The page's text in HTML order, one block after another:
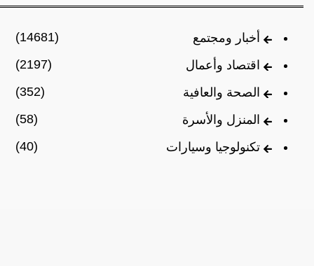
أخبار ومجتمع
(14681)
اقتصاد وأعمال
(2197)
الصحة والعافية
(352)
المنزل والأسرة
(58)
تكنولوجيا وسيارات
(40)